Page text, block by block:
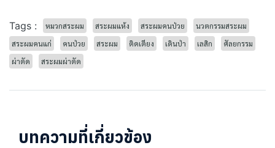
Tags : หมวกสระผม สระผมแห้ง สระผมคนป่วย
นวตกรรมสระผม
สระผมคนแก่
คนป่วย สระผม ติดเตียง เดินป่า เลสิก
ศัลยกรรม
ผ่าตัด
สระผมผ่าตัด
บทความที่เกี่ยวข้อง